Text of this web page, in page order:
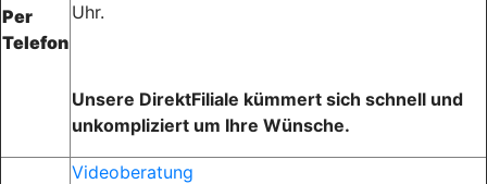
Per
Telefon
Uhr.
Unsere DirektFiliale kümmert sich schnell und
unkompliziert um Ihre Wünsche.
Videoberatung